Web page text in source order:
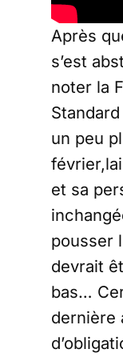
Après
s’est
noter la
un peu
et sa
pousser
devrait
bas…
dernière